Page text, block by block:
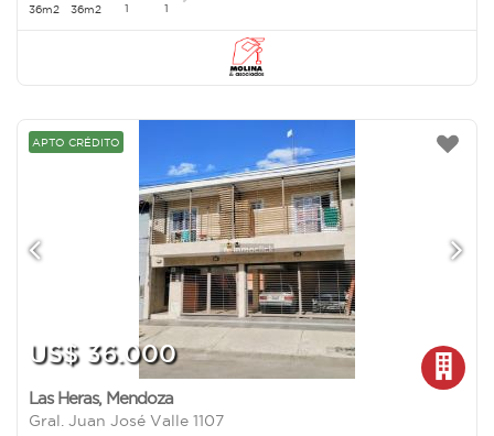
36m2 36m2 1 1
APTO CRÉDITO
US$ 36.000
Las Heras, Mendoza
Gral. Juan José Valle 1107